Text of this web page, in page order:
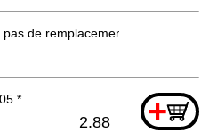
de remplacement
* +
2.88